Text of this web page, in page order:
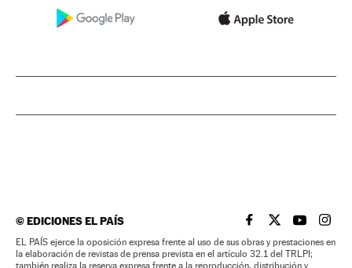
©EDICIONES EL PAÍS EL PAÍS BRASIL EN
EL PAÍSEL PAÍS
EL
EL PAÍS ejerce la oposición expresa frente al uso de sus obras y prestaciones en
la elaboración de revistas de prensa prevista en el artículo 32.1 del TRLPI;
también realiza la reserva expresa frente a la reproducción, distribución y